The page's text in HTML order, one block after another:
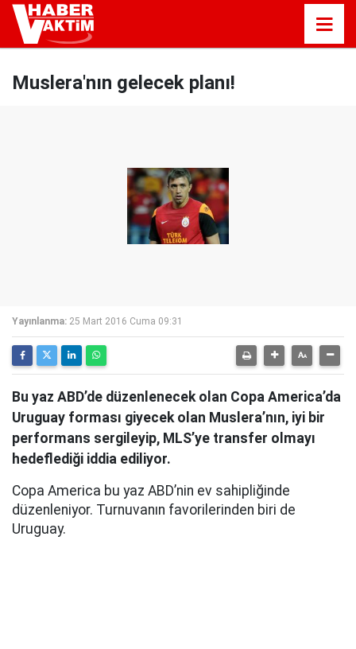
Muslera'nın gelecek planı!
Yayınlanma: 25 Mart 2016 Cuma 09:31
Bu yaz ABD’de düzenlenecek olan Copa America’da
Uruguay forması giyecek olan Muslera’nın, iyi bir
performans sergileyip, MLS’ye transfer olmayı
hedeflediği iddia ediliyor.
Copa America bu yaz ABD’nin ev sahipliğinde
düzenleniyor. Turnuvanın favorilerinden biri de
Uruguay.